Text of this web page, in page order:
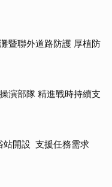
暨聯外道路防護 厚植防
演部隊 精進戰時持續支
站開設 支援任務需求